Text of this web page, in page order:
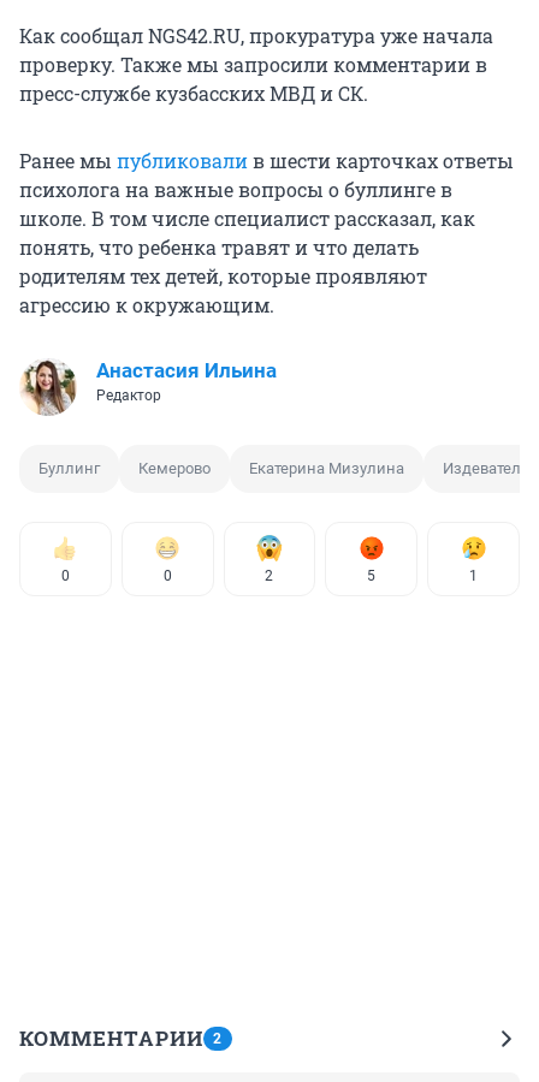
Как сообщал NGS42.RU, прокуратура уже начала
проверку. Также мы запросили комментарии в
пресс-службе кузбасских МВД и СК.
Ранее мы публиковалив шести карточках ответы
психолога на важные вопросы о буллинге в
школе. В том числе специалист рассказал, как
понять, что ребенка травят и что делать
родителям тех детей, которые проявляют
агрессию к окружающим.
Анастасия Ильина
Редактор
Буллинг Кемерово Екатерина Мизулина
0 0 2 5 1
КОММЕНТАРИИ 2